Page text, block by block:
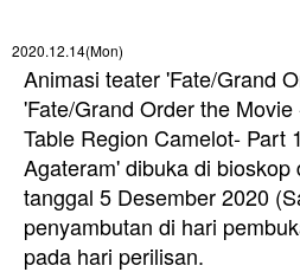
2020.12.14(Mon)
Animasi teater 'Fate/Grand
'Fate/Grand Order the
Table Region Camelot- Part
Agateram'dibuka di bioskop
tanggal 5 Desember 2020
penyambutan di hari
pada hari perilisan.